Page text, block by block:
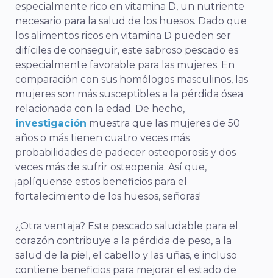
especialmente rico en vitamina D, un nutriente
necesario para la salud de los huesos. Dado que
los alimentos ricos en vitamina D pueden ser
difíciles de conseguir, este sabroso pescado es
especialmente favorable para las mujeres. En
comparación con sus homólogos masculinos, las
mujeres son más susceptibles a la pérdida ósea
relacionada con la edad. De hecho,
investigación muestra que las mujeres de 50
años o más tienen cuatro veces más
probabilidades de padecer osteoporosis y dos
veces más de sufrir osteopenia. Así que,
¡aplíquense estos beneficios para el
fortalecimiento de los huesos, señoras!
¿Otra ventaja? Este pescado saludable para el
corazón contribuye a la pérdida de peso, a la
salud de la piel, el cabello y las uñas, e incluso
contiene beneficios para mejorar el estado de